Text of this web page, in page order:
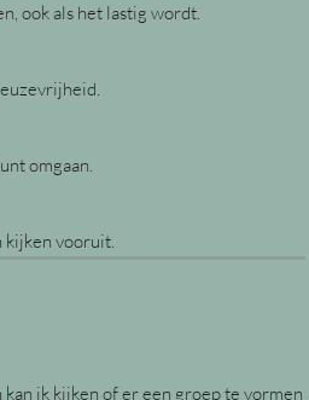
ook als het lastig wordt.
omgaan.
kijken vooruit.
ik kijken of er een groep te vormen